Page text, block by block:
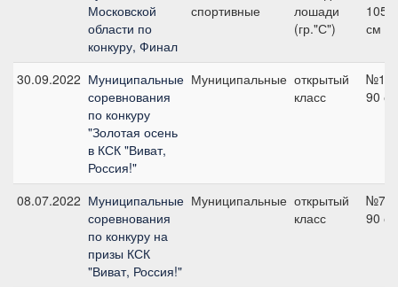
Московской
области по
конкуру, Финал
спортивные
лошади
(гр."С")
105
см
30.09.2022 Муниципальные
соревнования
по конкуру
"Золотая осень
в КСК "Виват,
Россия!"
Муниципальные открытый
класс
№1,
90 см
08.07.2022 Муниципальные
соревнования
по конкуру на
призы КСК
"Виват, Россия!"
Муниципальные открытый
класс
№7,
90 см